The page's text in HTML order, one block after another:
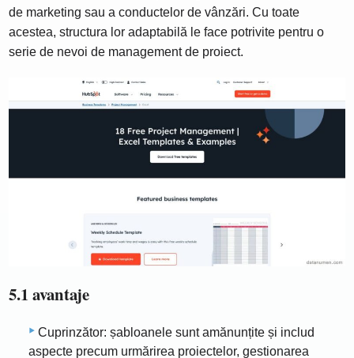
de marketing sau a conductelor de vânzări. Cu toate
acestea, structura lor adaptabilă le face potrivite pentru o
serie de nevoi de management de proiect.
5.1 avantaje
Cuprinzător: șabloanele sunt amănunțite și includ
aspecte precum urmărirea proiectelor, gestionarea